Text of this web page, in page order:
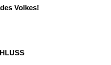
Vol­kes!